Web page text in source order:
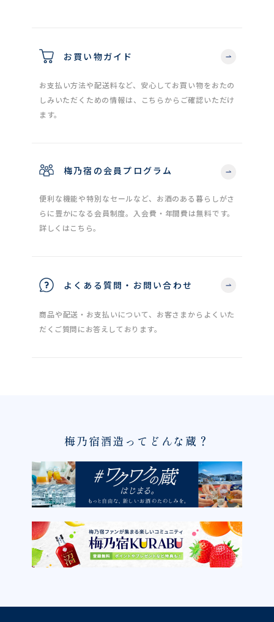
お買い物ガイド
お支払い方法や配送料など、安心してお買い物をおたの
しみいただくための情報は、こちらからご確認いただけ
ます。
梅乃宿の会員プログラム
便利な機能や特別なセールなど、お酒のある暮らしがさ
らに豊かになる会員制度。入会費・年間費は無料です。
詳しくはこちら。
よくある質問・お問い合わせ
商品や配送・お支払いについて、お客さまからよくいた
だくご質問にお答えしております。
梅乃宿酒造ってどんな蔵？